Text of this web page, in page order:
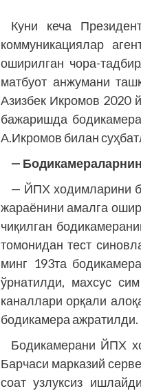
Куни кеча
коммуникациялар
оширилган чора-
матбуот анжумани
Азизбек Икромов 2020
бажаришда
А.Икромов билан
—
— ЙПХ ходимларини
жараёнини амалга
чиқилган
томонидан тест
минг 193та
ўрнатилди, махсус
каналлари орқали
бодикамера ажратилди.
Бодикамерани ЙПХ
Барчаси марказий
соат узлуксиз